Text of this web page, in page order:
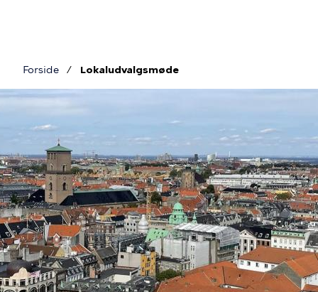
Brødkrumme
Forside Lokaludvalgsmøde